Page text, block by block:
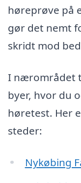
høreprøve på
gør det nemt
skridt mod
I nærområdet
byer, hvor du
høretest. Her
steder:
Nykøbing